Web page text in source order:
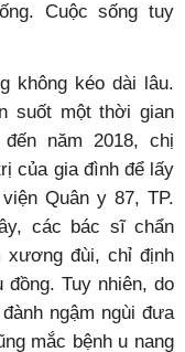
Cuộc sống tuy
không kéo dài lâu.
suốt một thời gian
năm 2018, chị
của gia đình để lấy
Quân y 87, TP.
các bác sĩ chẩn
xương đùi, chỉ định
Tuy nhiên, do
ngậm ngùi đưa
mắc bệnh u nang